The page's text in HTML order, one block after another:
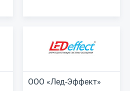
ООО «Лед-Эффект»